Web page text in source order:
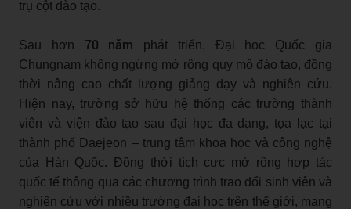
trụ cột đào tạo.
Sau hơn 70 năm phát triển, Đại học Quốc gia
Chungnam không ngừng mở rộng quy mô đào tạo, đồng
thời nâng cao chất lượng giảng dạy và nghiên cứu.
Hiện nay, trường sở hữu hệ thống các trường thành
viên và viện đào tạo sau đại học đa dạng, tọa lạc tại
thành phố Daejeon – trung tâm khoa học và công nghệ
của Hàn Quốc. Đồng thời tích cực mở rộng hợp tác
quốc tế thông qua các chương trình trao đổi sinh viên và
nghiên cứu với nhiều trường đại học trên thế giới, mang